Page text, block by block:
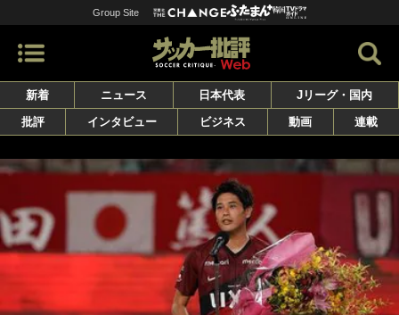
Group Site
新着 ニュース 日本代表
Jリーグ・国内
批評
インタビュー ビジネス 動画 連載